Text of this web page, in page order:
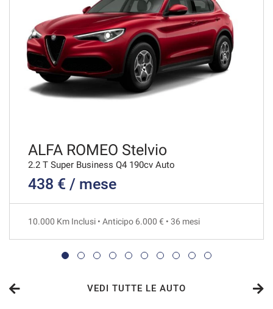
463€/mese
36 Mesi
VEDI
464€/mese
VEDI
479€/mese
36 Mesi
ALFA ROMEO Stelvio
2.2 T Super Business Q4 190cv Auto
438 € / mese
10.000 Km Inclusi • Anticipo 6.000 € • 36 mesi
VEDI TUTTE LE AUTO